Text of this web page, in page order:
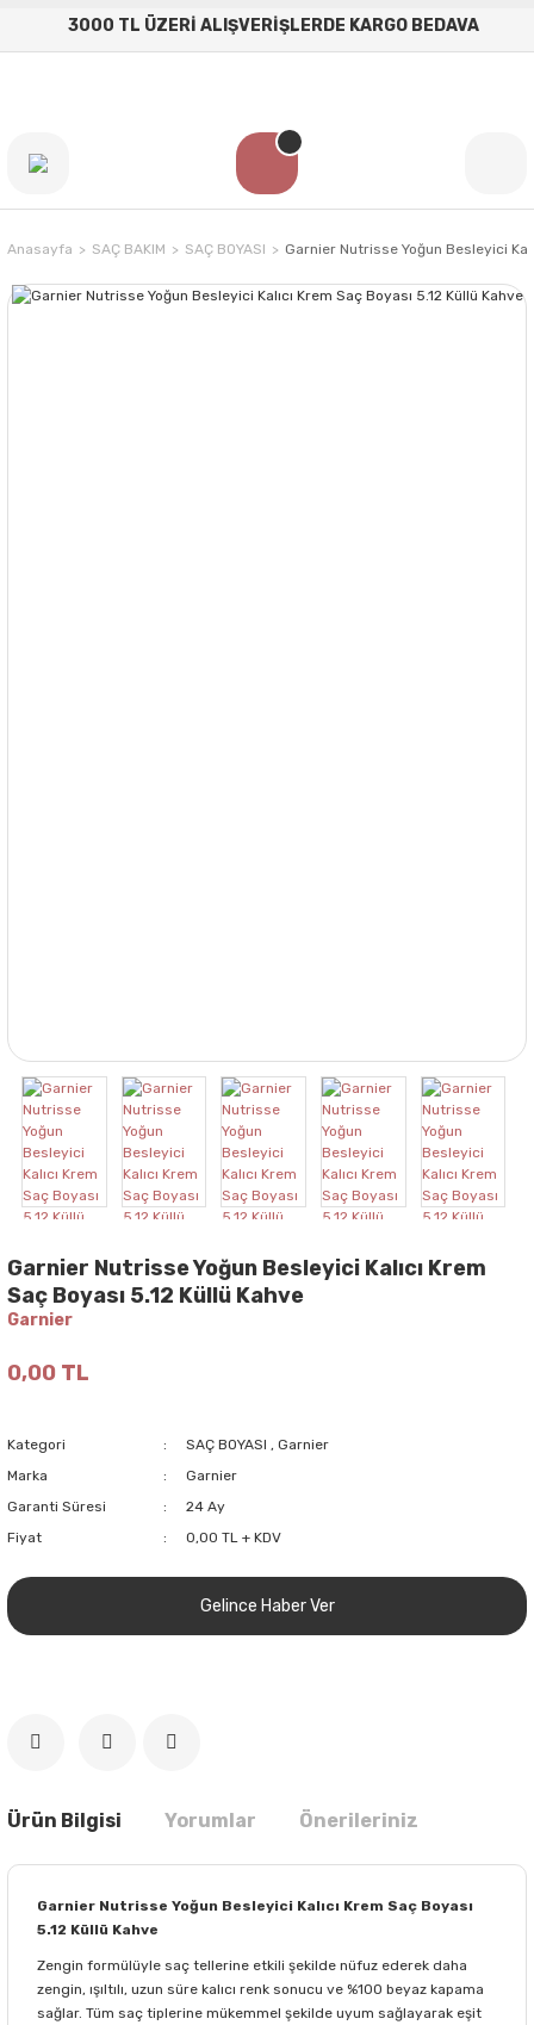
3000 TL ÜZERİ ALIŞVERİŞLERDE KARGO BEDAVA
Anasayfa SAÇ BAKIM SAÇ BOYASI Garnier Nutrisse Yoğun Besleyici
Garnier Nutrisse Yoğun Besleyici Kalıcı Krem
Saç Boyası 5.12 Küllü Kahve
Garnier
0,00 TL
Kategori SAÇ BOYASI , Garnier
Marka
Garnier
Garanti Süresi
24 Ay
Fiyat
0,00 TL + KDV
Gelince Haber Ver
Ürün Bilgisi Yorumlar Önerileriniz
Garnier Nutrisse Yoğun Besleyici Kalıcı Krem Saç Boyası
5.12 Küllü Kahve
Zengin formülüyle saç tellerine etkili şekilde nüfuz ederek daha
zengin, ışıltılı, uzun süre kalıcı renk sonucu ve %100 beyaz kapama
sağlar. Tüm saç tiplerine mükemmel şekilde uyum sağlayarak eşit